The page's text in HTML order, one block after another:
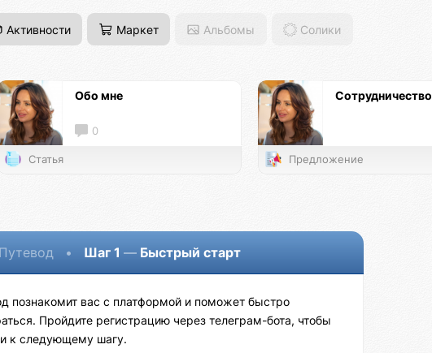
Активности Маркет Альбомы Солики
Обо мне
0
Статья
Сотрудничество
Предложение
Путевод • Шаг 1 — Быстрый старт
познакомит вас с платформой и поможет быстро
Пройдите регистрацию через телеграм-бота, чтобы
к следующему шагу.